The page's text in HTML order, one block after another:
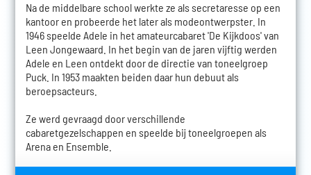
Na de middelbare school werkte ze als secretaresse op een
kantoor en probeerde het later als modeontwerpster. In
1946 speelde Adele in het amateurcabaret 'De Kijkdoos' van
Leen Jongewaard. In het begin van de jaren vijftig werden
Adele en Leen ontdekt door de directie van toneelgroep
Puck. In 1953 maakten beiden daar hun debuut als
beroepsacteurs.
Ze werd gevraagd door verschillende
cabaretgezelschappen en speelde bij toneelgroepen als
Arena en Ensemble.